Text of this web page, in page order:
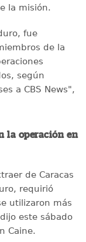
la misión.
fue
de la
según
a CBS News",
la operación en
de Caracas
requirió
utilizaron más
este sábado
Caine.